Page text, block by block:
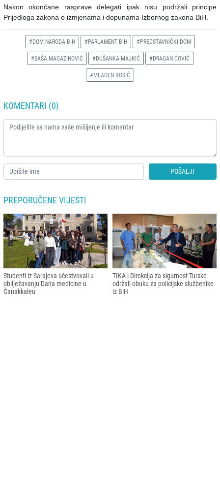
Nakon okončane rasprave delegati ipak nisu podržali principe
Prijedloga zakona o izmjenama i dopunama Izbornog zakona BiH.
#DOM NARODA BIH #PARLAMENT BIH #PREDSTAVNIČKI DOM
#SAŠA MAGAZINOVIĆ #DUŠANKA MAJKIĆ #DRAGAN ČOVIĆ
#MLADEN BOSIĆ
KOMENTARI (0)
POŠALJI
PREPORUČENE VIJESTI
Studenti iz Sarajeva učestvovali u
obilježavanju Dana medicine u
Čanakkaleu
TIKA i Direkcija za sigurnost Turske
održali obuku za policijske službenike
iz BiH